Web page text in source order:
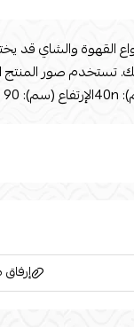
القهوة والشاي قد